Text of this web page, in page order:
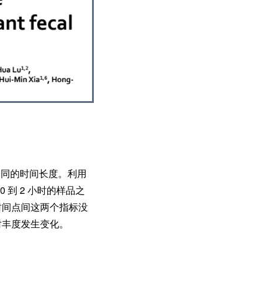
的时间长度。利用
到 2 小时的样品之
点间这两个指标没
度发生变化。